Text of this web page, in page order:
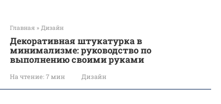
Главная » Дизайн
Декоративная штукатурка в
минимализме: руководство по
выполнению своими руками
На чтение: 7 мин Дизайн